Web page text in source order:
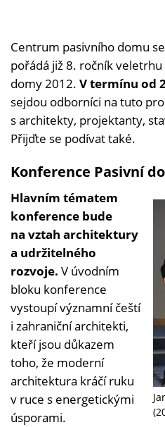
Centrum pasivního domu
pořádá již 8. ročník
domy 2012. V termínu od
sejdou odborníci na tuto
s architekty, projektanty,
Přijďte se podívat také.
Konference Pasivní
Hlavním tématem
konference bude
na vztah architektury
a udržitelného
rozvoje. V úvodním
bloku konference
vystoupí významní čeští
i zahraniční architekti,
kteří jsou důkazem
toho, že moderní
architektura kráčí ruku
v ruce s energetickými
úsporami.